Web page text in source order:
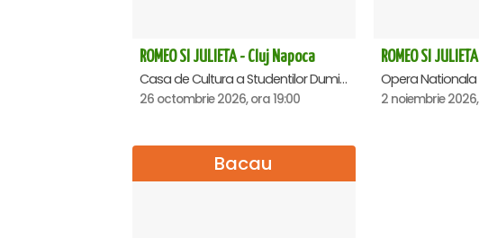
ROMEO SI JULIETA - Cluj Napoca
Casa de Cultura a Studentilor Dumitru Farcas, Cluj-Napoca
26 octombrie 2026, ora 19:00
ROMEO SI
2 noiembrie
Bacau